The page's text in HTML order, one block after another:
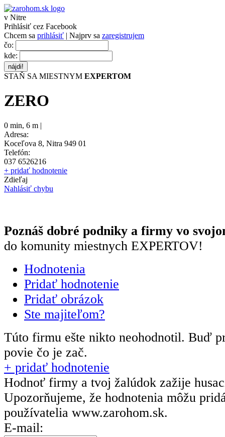
v Nitre
Prihlásiť cez Facebook
Chcem sa prihlásiť | Najprv sa zaregistrujem
čo:
kde:
STAŇ SA MIESTNYM EXPERTOM
ZERO
0 min, 6 m |
Adresa:
Koceľova 8, Nitra 949 01
Telefón:
037 6526216
+ pridať hodnotenie
Zdieľaj
Nahlásiť chybu
Poznáš dobré podniky a firmy vo
do komunity miestnych EXPERTOV!
Hodnotenia
Pridať hodnotenie
Pridať obrázok
Ste majiteľom?
Túto firmu ešte nikto neohodnotil. Buď
povie čo je zač.
+ pridať hodnotenie
Hodnoť firmy a tvoj žalúdok zažije
Upozorňujeme, že hodnotenia môžu
používatelia www.zarohom.sk.
E-mail: